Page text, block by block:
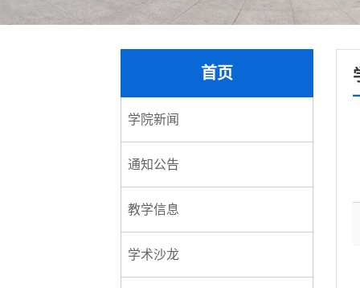
首页
学院新闻
通知公告
教学信息
学术沙龙